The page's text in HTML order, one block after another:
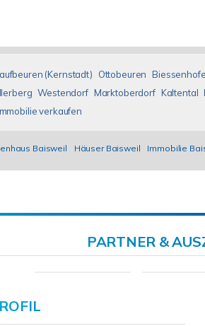
(Kernstadt) Ottobeuren
Westendorf Marktoberdorf Kaltental
verkaufen
Baisweil Häuser Baisweil Immobilie
PARTNER &